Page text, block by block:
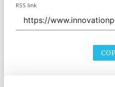
RSS link